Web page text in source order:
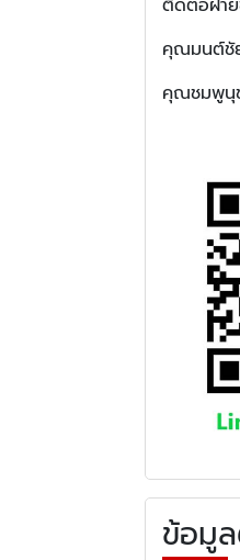
ติดต่อฝ่า
คุณมนต์ชั
คุณชมพูนุ
ข้อมู